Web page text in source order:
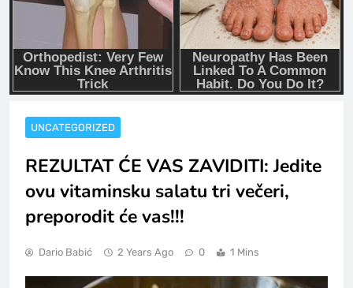
UNCATEGORIZED
REZULTAT ĆE VAS ZAVIDITI: Jedite
ovu vitaminsku salatu tri večeri,
preporodit će vas!!!
Dario Babić 2 Years Ago 0 1 Mins